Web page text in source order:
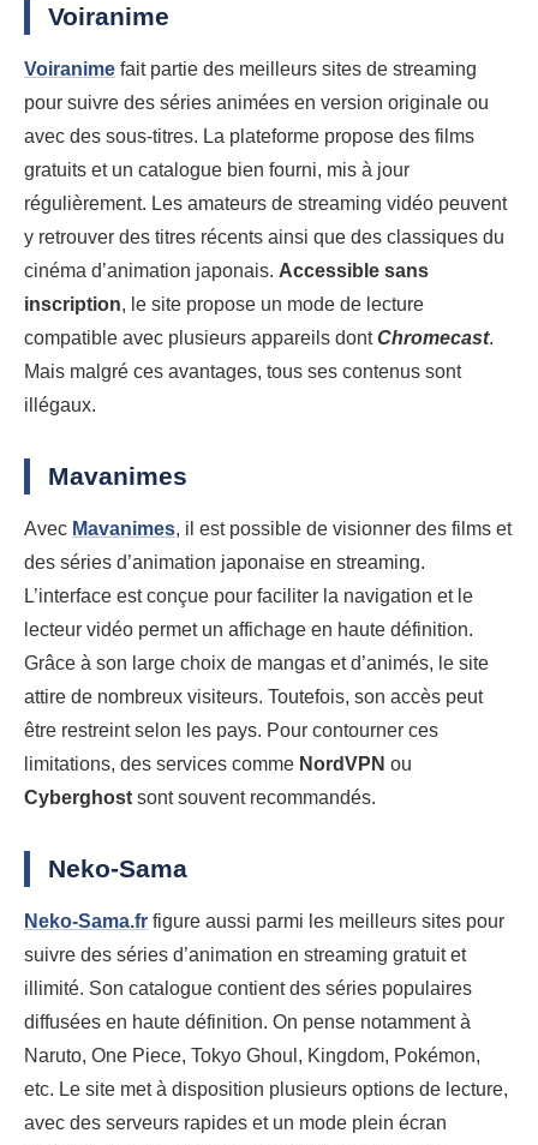
Voiranime
Voiranime fait partie des meilleurs sites de streaming
pour suivre des séries animées en version originale ou
avec des sous-titres. La plateforme propose des films
gratuits et un catalogue bien fourni, mis à jour
régulièrement. Les amateurs de streaming vidéo peuvent
y retrouver des titres récents ainsi que des classiques du
cinéma d’animation japonais. Accessible sans
inscription, le site propose un mode de lecture
compatible avec plusieurs appareils dontChromecast.
Mais malgré ces avantages, tous ses contenus sont
illégaux.
Mavanimes
Avec Mavanimes, il est possible de visionner des films et
des séries d’animation japonaise en streaming.
L’interface est conçue pour faciliter la navigation et le
lecteur vidéo permet un affichage en haute définition.
Grâce à son large choix de mangas et d’animés, le site
attire de nombreux visiteurs. Toutefois, son accès peut
être restreint selon les pays. Pour contourner ces
limitations, des services comme NordVPN ou
Cyberghost sont souvent recommandés.
Neko-Sama
Neko-Sama.fr figure aussi parmi les meilleurs sites pour
suivre des séries d’animation en streaming gratuit et
illimité. Son catalogue contient des séries populaires
diffusées en haute définition. On pense notamment à
Naruto, One Piece, Tokyo Ghoul, Kingdom, Pokémon,
etc. Le site met à disposition plusieurs options de lecture,
avec des serveurs rapides et un mode plein écran